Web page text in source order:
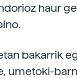
haur
bakarrik
umetoki-